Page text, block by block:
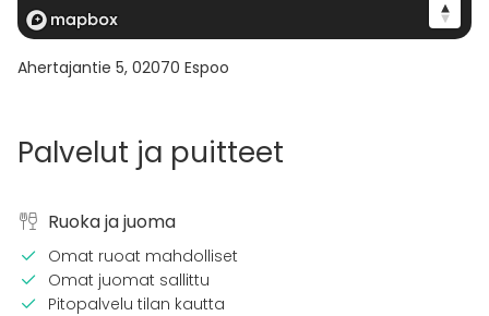
Ahertajantie 5, 02070 Espoo
Palvelut ja puitteet
Ruoka ja juoma
Omat ruoat mahdolliset
Omat juomat sallittu
Pitopalvelu tilan kautta